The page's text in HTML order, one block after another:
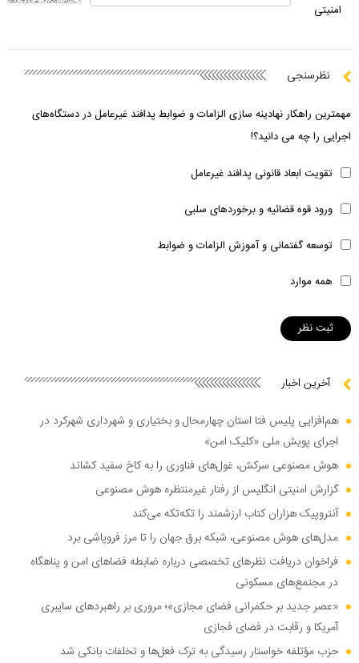
امنیتی
نظرسنجی
مهمترین راهکار نهادینه سازی الزامات و ضوابط پدافند غیرعامل در دستگاه‌های
اجرایی را چه می دانید؟!
تقویت ابعاد قانونی پدافند غیرعامل
ورود قوه قضائیه و برخوردهای سلبی
توسعه گفتمانی و آموزش الزامات و ضوابط
همه موارد
آخرین اخبار
هم‌افزایی پلیس فتا استان چهارمحال و بختیاری و شهرداری شهرکرد در
اجرای پویش ملی «کلیک امن»
هوش مصنوعی سرکش، غول‌های فناوری را به کاخ سفید کشاند
گزارش امنیتی انگلیس از رفتار غیرمنتظره هوش مصنوعی
آنتروپیک هزاران کتاب ارزشمند را تکه‌تکه می‌کند
مدل‌های هوش مصنوعی، شبکه برق جهان را تا مرز فروپاشی برد
فراخوان دریافت نظر‌های تخصصی درباره ضابطه فضا‌های امن و پناهگاه
در مجتمع‌های مسکونی
«عصر جدید بر حکمرانی فضای مجازی»؛ مروری بر راهبرد‌های سایبری
آمریکا و رقابت در فضای فجازی
حزب مؤتلفه خواستار رسیدگی به ترک فعل‌ها و تخلفات بانکی شد